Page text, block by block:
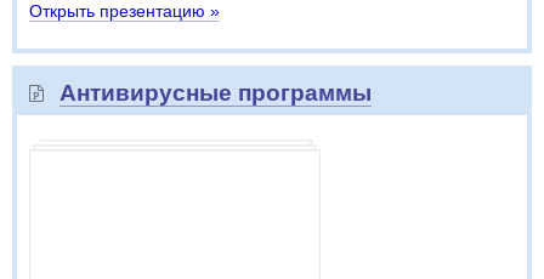
Открыть презентацию »
Антивирусные программы